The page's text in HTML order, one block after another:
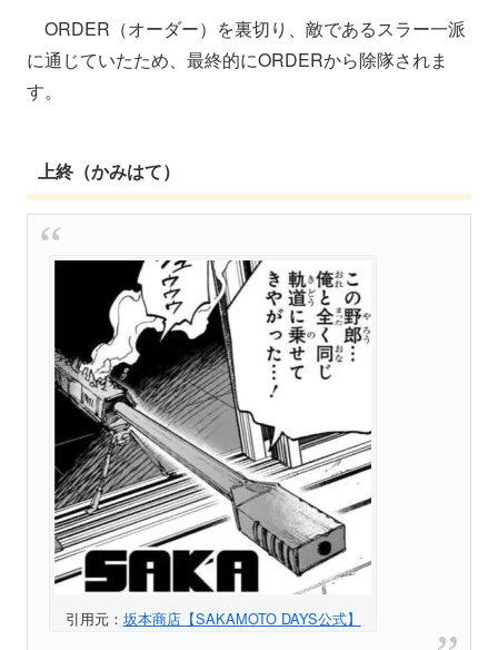
ORDER（オーダー）を裏切り、敵であるスラー一派
に通じていたため、最終的にORDERから除隊されま
す。
上終（かみはて）
引用元： 坂本商店【SAKAMOTO DAYS公式】